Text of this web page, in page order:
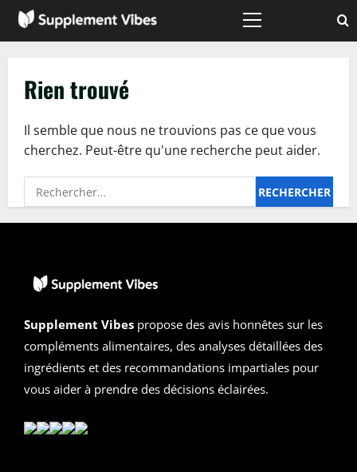
Passer
Menu
Rien trouvé
Il semble que nous ne trouvions pas ce que vous
cherchez. Peut-être qu'une recherche peut aider.
Rechercher :
Supplement Vibes propose des avis honnêtes sur les
compléments alimentaires, des analyses détaillées des
ingrédients et des recommandations impartiales pour
vous aider à prendre des décisions éclairées.